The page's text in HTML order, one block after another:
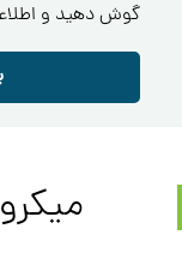
گوش دهید و